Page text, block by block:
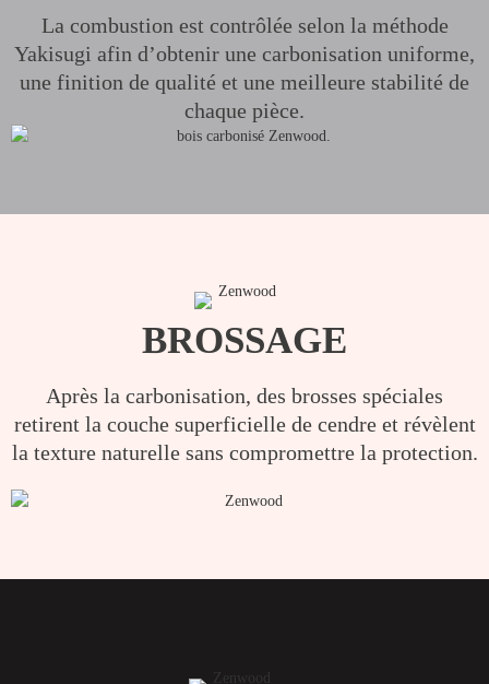
La combustion est contrôlée selon la méthode
Yakisugi afin d’obtenir une carbonisation uniforme,
une finition de qualité et une meilleure stabilité de
chaque pièce.
BROSSAGE
Après la carbonisation, des brosses spéciales
retirent la couche superficielle de cendre et révèlent
la texture naturelle sans compromettre la protection.